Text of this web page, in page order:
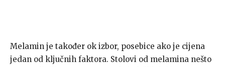
Melamin je također ok izbor, posebice ako je cijena
jedan od ključnih faktora. Stolovi od melamina nešto